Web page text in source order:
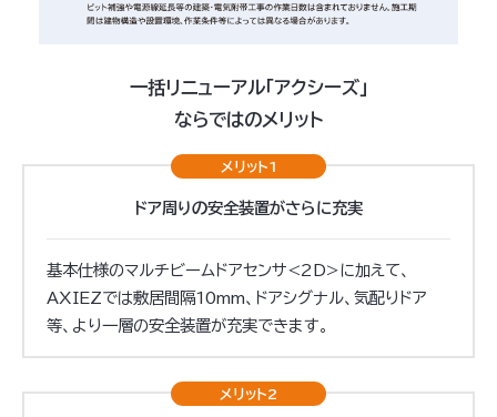
一括リニューアル「アクシーズ」
ならではのメリット
メリット1
ドア周りの安全装置がさらに充実
基本仕様のマルチビームドアセンサ<2D>に加えて、
AXIEZでは敷居間隔10mm、ドアシグナル、気配りドア
等、より一層の安全装置が充実できます。
メリット2